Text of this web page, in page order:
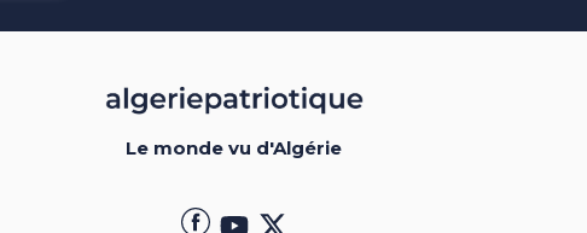
Le monde vu d'Algérie